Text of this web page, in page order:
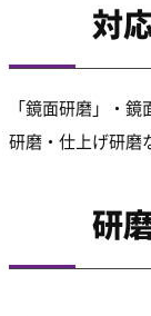
対
「鏡面研磨」・
研磨・仕上げ研磨
研